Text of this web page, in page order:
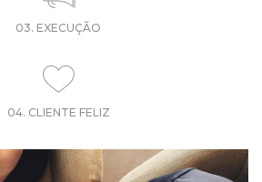
03. EXECUÇÃO
04. CLIENTE FELIZ